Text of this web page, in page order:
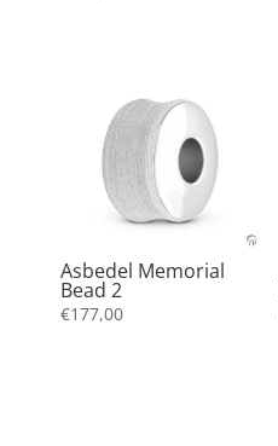
Asbedel Memorial
Bead 2
€177,00